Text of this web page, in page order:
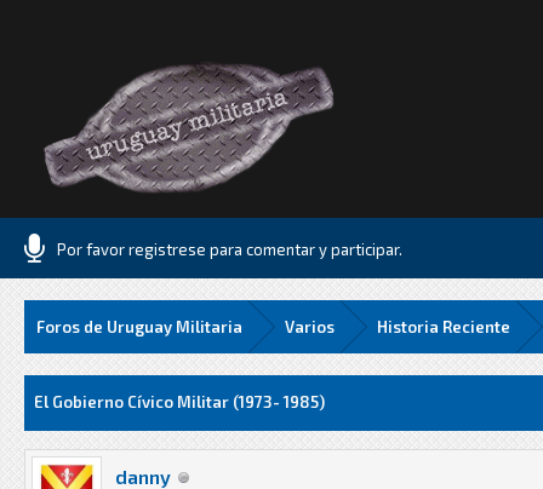
Por favor registrese para comentar y participar.
Foros de Uruguay Militaria Varios Historia Reciente
El Gobierno Cívico Militar (1973- 1985)
danny